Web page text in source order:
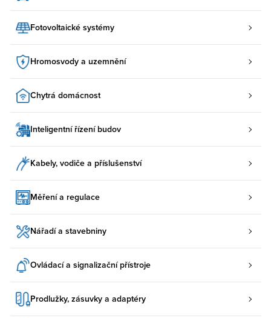
Fotovoltaické systémy
Hromosvody a uzemnění
Chytrá domácnost
Inteligentní řízení budov
Kabely, vodiče a příslušenství
Měření a regulace
Nářadí a stavebniny
Ovládací a signalizační přístroje
Prodlužky, zásuvky a adaptéry